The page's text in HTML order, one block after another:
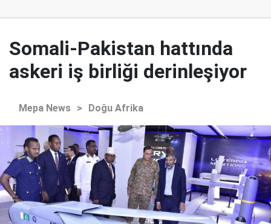
Somali-Pakistan hattında
askeri iş birliği derinleşiyor
Mepa News > Doğu Afrika